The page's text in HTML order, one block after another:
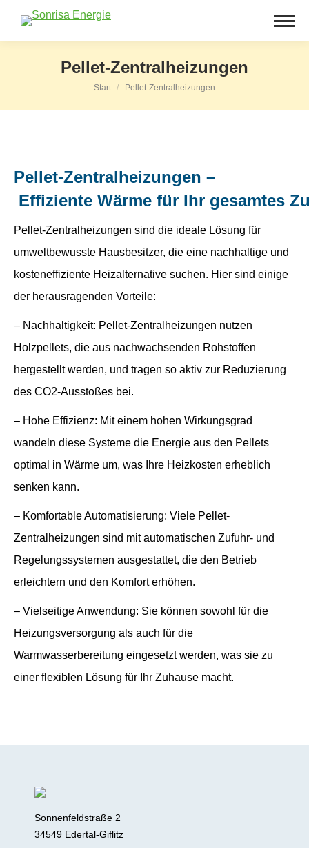
Pellet-Zentralheizungen
Sie befinden sich hier:
Start Pellet-Zentralheizungen
Pellet-Zentralheizungen –
Effiziente Wärme für Ihr gesamtes
Pellet-Zentralheizungen sind die ideale Lösung für
umweltbewusste Hausbesitzer, die eine nachhaltige und
kosteneffiziente Heizalternative suchen. Hier sind einige
der herausragenden Vorteile:
– Nachhaltigkeit: Pellet-Zentralheizungen nutzen
Holzpellets, die aus nachwachsenden Rohstoffen
hergestellt werden, und tragen so aktiv zur Reduzierung
des CO2-Ausstoßes bei.
– Hohe Effizienz: Mit einem hohen Wirkungsgrad
wandeln diese Systeme die Energie aus den Pellets
optimal in Wärme um, was Ihre Heizkosten erheblich
senken kann.
– Komfortable Automatisierung: Viele Pellet-
Zentralheizungen sind mit automatischen Zufuhr- und
Regelungssystemen ausgestattet, die den Betrieb
erleichtern und den Komfort erhöhen.
– Vielseitige Anwendung: Sie können sowohl für die
Heizungsversorgung als auch für die
Warmwasserbereitung eingesetzt werden, was sie zu
einer flexiblen Lösung für Ihr Zuhause macht.
Sonnenfeldstraße 2
34549 Edertal-Giflitz